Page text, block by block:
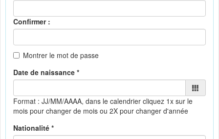
Confirmer :
Montrer le mot de passe
Date de naissance *
Format : JJ/MM/AAAA, dans le calendrier cliquez 1x sur le
mois pour changer de mois ou 2X pour changer d'année
Nationalité *